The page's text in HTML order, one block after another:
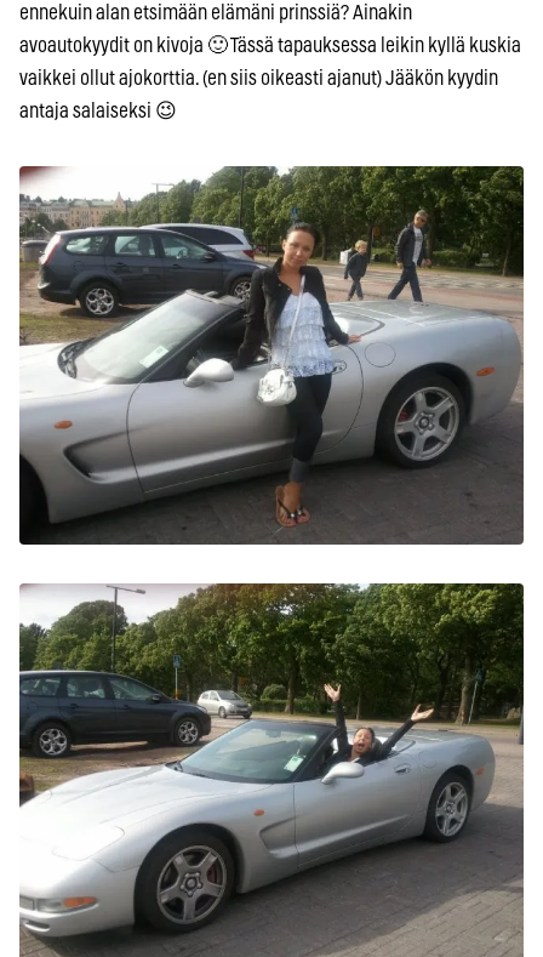
ennekuin alan etsimään elämäni prinssiä? Ainakin
avoautokyydit on kivoja 🙂 Tässä tapauksessa leikin kyllä kuskia
vaikkei ollut ajokorttia. (en siis oikeasti ajanut) Jääkön kyydin
antaja salaiseksi 😉